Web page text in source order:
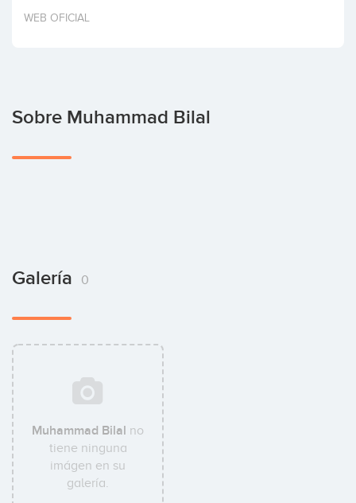
Invertir
WEB OFICIAL
Sobre Muhammad Bilal
Galería 0
Muhammad Bilal no
tiene ninguna
imágen en su
galería.